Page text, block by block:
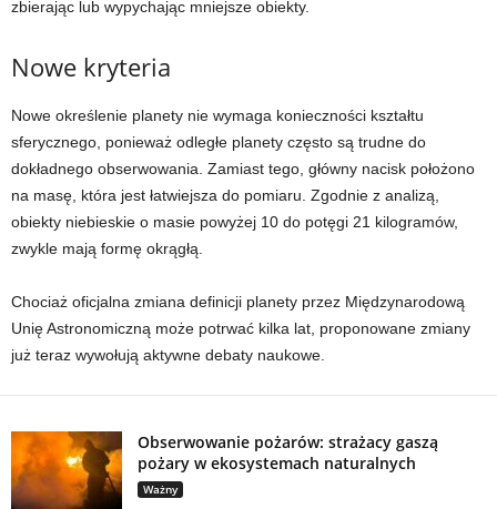
zbierając lub wypychając mniejsze obiekty.
Nowe kryteria
Nowe określenie planety nie wymaga konieczności kształtu
sferycznego, ponieważ odległe planety często są trudne do
dokładnego obserwowania. Zamiast tego, główny nacisk położono
na masę, która jest łatwiejsza do pomiaru. Zgodnie z analizą,
obiekty niebieskie o masie powyżej 10 do potęgi 21 kilogramów,
zwykle mają formę okrągłą.
Chociaż oficjalna zmiana definicji planety przez Międzynarodową
Unię Astronomiczną może potrwać kilka lat, proponowane zmiany
już teraz wywołują aktywne debaty naukowe.
Obserwowanie pożarów: strażacy gaszą
pożary w ekosystemach naturalnych
Ważny